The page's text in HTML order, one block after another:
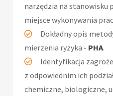
narzędzia na stanowisku
miejsce wykonywania
Dokładny opis
mierzenia ryzyka - PHA.
Identyfikacja
z odpowiednim ich
chemiczne, biologiczne,